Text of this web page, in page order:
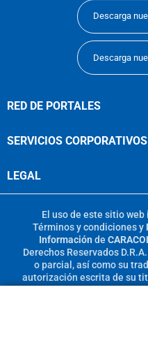
Descarga
Descarga
RED DE PORTALES
SERVICIOS CORPORATIVOS
LEGAL
El uso de este sitio
Términos y condicionesy
Información de
Derechos Reservados
o parcial, así como su
autorización escrita de su